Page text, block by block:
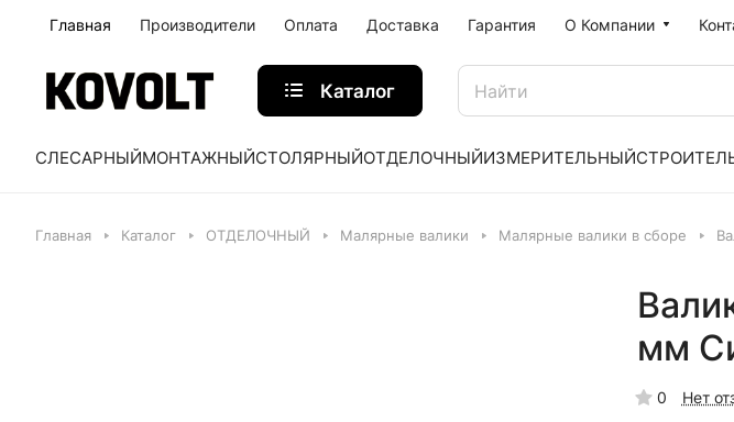
Главная Производители Оплата Доставка Гарантия О Компании
Каталог
СЛЕСАРНЫЙМОНТАЖНЫЙСТОЛЯРНЫЙОТДЕЛОЧНЫЙИЗМЕРИТЕЛЬНЫЙ
Главная Каталог ОТДЕЛОЧНЫЙ Малярные валики Малярные валики в сборе
мм
0 Нет